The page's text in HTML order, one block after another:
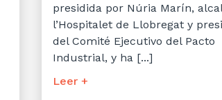
presidida por Núria Marín,
l’Hospitalet de Llobregat y
del Comité Ejecutivo del Pacto
Industrial, y ha [...]
Leer +